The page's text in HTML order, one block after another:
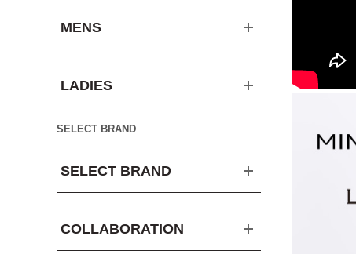
MENS
LADIES
SELECT BRAND
SELECT BRAND
COLLABORATION